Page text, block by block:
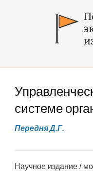
системе
Передня Д.Г.
Научное издание /